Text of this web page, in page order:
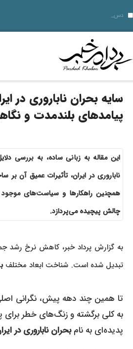
دسر شکلاتی فوری؛ چگونه یک دسر ک
قیمت خودرو در بازار آزاد؛ جدول نرخ محصولات ایران‌خودرو و
قیمت دلار، طلا و سکه جمعه 16 مرداد 1405؛ بازار ارز ثابت ماند، طلا و سکه گران شدند
بازگشت مازیار لرستانی به تلویزیون؛ شروع
بدترین عوارض ناس؛ مخدر ناس چه ماجرایی دارد
خواص گیاه خرفه؛ فواید خرفه برای سلامت،
قیمت مرغ، ماهی و تخم مرغ امروز پنجشنبه 15 مرداد 1405 + جدول قیمت
استعلام کالابرگ الکترونیکی و وضعیت دهک‌بندی یارانه 1405؛ راهنمای کامل،
قیمت دلار، طلا، سکه و ارز امروز 15 مرداد 1405 + جدول کامل
سایه بحران ناباروری در
پیامدهای بلندمدت و
این مقاله به زبانی ساده، به بررسی
ناباروری در ایران، تأثیرات عمیق آن بر
همچنین راهکارها و سیاست‌های موجود
چالش پیچیده می‌پردازد.
به گزارش پرداد خبر، کاهش نرخ رشد
تبدیل شده است. شناخت ابعاد مختلف
تا همین چند دهه پیش، نگرانی
به کلی برگشته و زنگ‌های خطر
پدیده‌ای به نامبحران ناباروری در